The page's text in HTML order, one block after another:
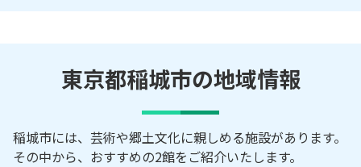
東京都稲城市の地域情報
稲城市には、芸術や郷土文化に親しめる施設があります。
その中から、おすすめの2館をご紹介いたします。